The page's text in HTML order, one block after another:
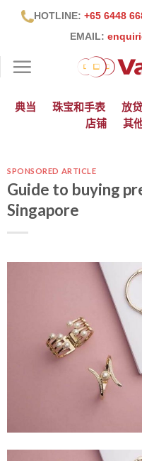
HOTLINE: +65 6448
EMAIL:
典当 珠宝和手表 放
店铺
其
SPONSORED ARTICLE
Guide to buying
Singapore